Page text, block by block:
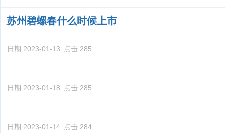
苏州碧螺春什么时候上市
日期:2023-01-13 点击:285
日期:2023-01-18 点击:285
日期:2023-01-14 点击:284